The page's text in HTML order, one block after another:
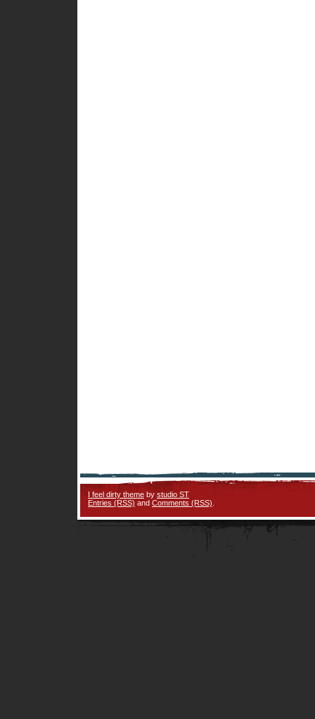
I feel dirty theme by studio ST
Entries (RSS) and Comments (RSS)